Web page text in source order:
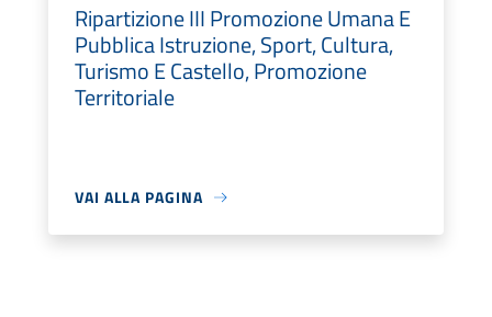
Ripartizione III Promozione Umana E
Pubblica Istruzione, Sport, Cultura,
Turismo E Castello, Promozione
Territoriale
VAI ALLA PAGINA